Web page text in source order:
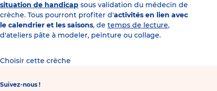
situation de handicap sous validation du médecin de
crèche. Tous pourront profiter d'activités en lien avec
le calendrier et les saisons, de temps de lecture,
d'ateliers pâte à modeler, peinture ou collage.
Choisir cette crèche
Suivez-nous !